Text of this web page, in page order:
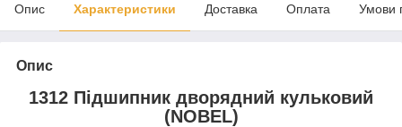
Опис Характеристики Доставка Оплата Умови
Опис
1312 Підшипник дворядний кульковий
(NOBEL)